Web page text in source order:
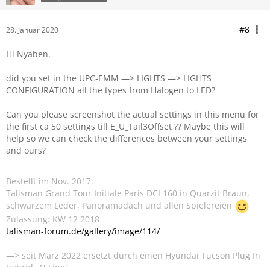
28. Januar 2020 #8
Hi Nyaben.
did you set in the UPC-EMM —> LIGHTS —> LIGHTS
CONFIGURATION all the types from Halogen to LED?
Can you please screenshot the actual settings in this menu for
the first ca 50 settings till E_U_Tail3Offset ?? Maybe this will
help so we can check the differences between your settings
and ours?
Bestellt im Nov. 2017:
Talisman Grand Tour Initiale Paris DCI 160 in Quarzit Braun,
schwarzem Leder, Panoramadach und allen Spielereien
Zulassung: KW 12 2018
talisman-forum.de/gallery/image/114/
—> seit März 2022 ersetzt durch einen Hyundai Tucson Plug In